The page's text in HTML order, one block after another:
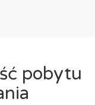
pobytu